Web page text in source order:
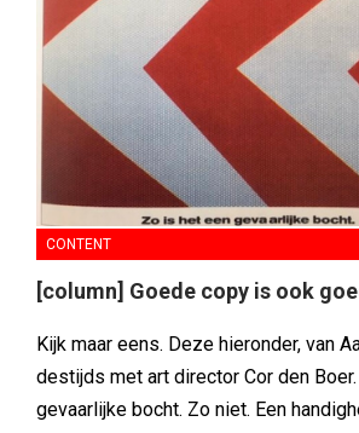
CONTENT
[column] Goede copy is ook
Kijk maar eens. Deze hieronder, van
destijds met art director Cor den
gevaarlijke bocht. Zo niet. Een